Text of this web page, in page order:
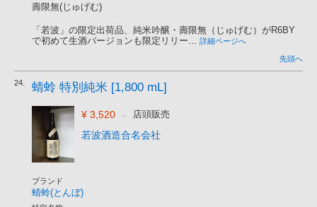
壽限無(じゅげむ)
「若波」の限定出荷品、純米吟醸・壽限無（じゅげむ）がR6BY
で初めて生酒バージョンも限定リリー... 詳細ページへ
先頭へ
24. 蜻蛉 特別純米 [1,800 mL]
¥ 3,520 - 店頭販売
若波酒造合名会社
ブランド
蜻蛉(とんぼ)